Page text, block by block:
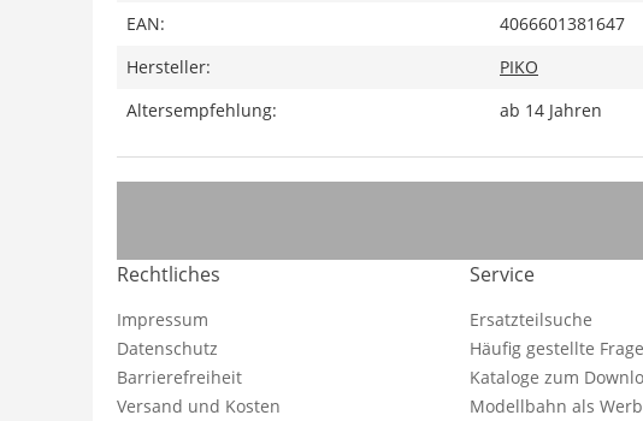
EAN:
4066601381647
Hersteller:
PIKO
Altersempfehlung:
ab 14 Jahren
Rechtliches
Impressum
Datenschutz
Barrierefreiheit
Versand und Kosten
Service
Ersatzteilsuche
Häufig gestellte
Kataloge zum
Modellbahn als